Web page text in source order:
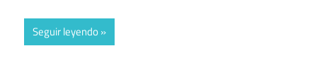
Seguir leyendo